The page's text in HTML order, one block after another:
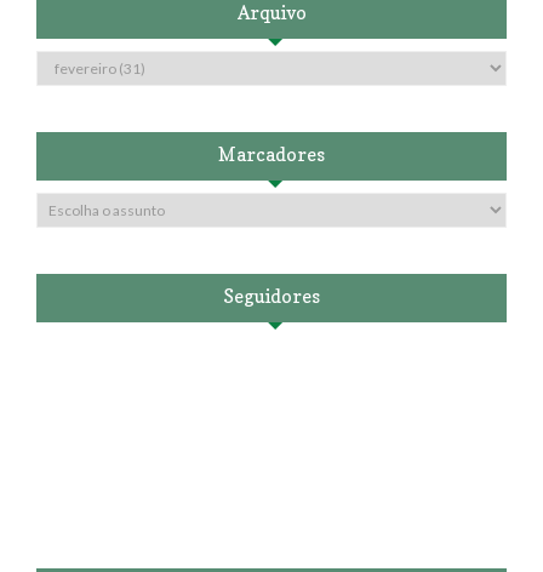
Arquivo
Marcadores
Seguidores